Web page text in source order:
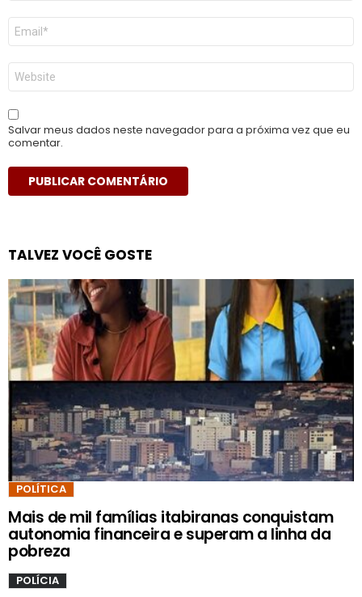
E-
mail
*
Site
Salvar meus dados neste navegador para a próxima vez que eu
comentar.
TALVEZ VOCÊ GOSTE
POLÍTICA
Mais de mil famílias itabiranas conquistam
autonomia financeira e superam a linha da
pobreza
POLÍCIA